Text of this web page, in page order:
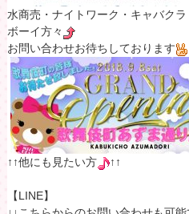
水商売・ナイトワーク・キャバクラ
ボーイ方々
お問い合わせお待ちしております
↑↑他にも見たい方 ↑↑
【LINE】